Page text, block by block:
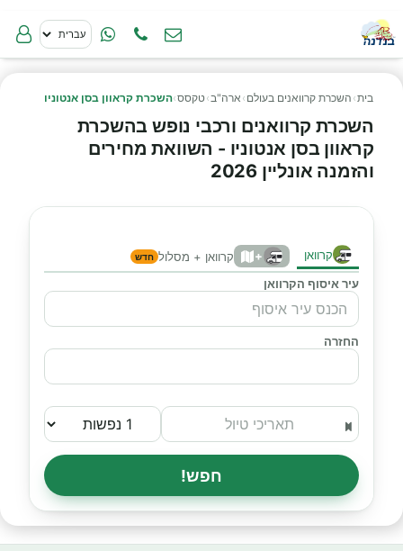
בית› השכרת קרוואנים בעולם › ארה"ב›טקסס›השכרת קראוון בסן אנטוניו
השכרת קרוואנים ורכבי נופש בהשכרת
קראוון בסן אנטוניו - השוואת מחירים
והזמנה אונליין 2026
קרוואן + קרוואן + מסלול חדש
עיר איסוף הקרוואן
החזרה
חפש!